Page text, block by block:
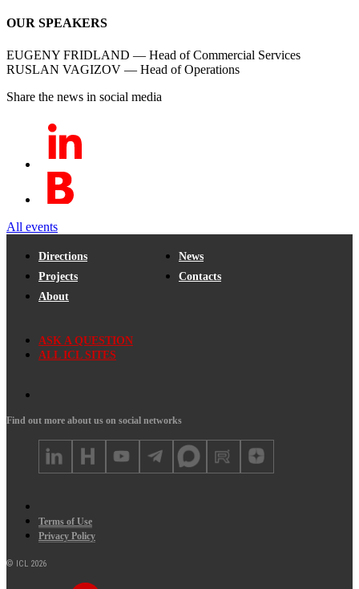
OUR SPEAKERS
EUGENY FRIDLAND — Head of Commercial Services
RUSLAN VAGIZOV — Head of Operations
Share the news in social media
All events
Directions
Projects
About
News
Contacts
ASK A QUESTION
ALL ICL SITES
Find out more about us on social networks
Terms of Use
Privacy Policy
© ICL 2026